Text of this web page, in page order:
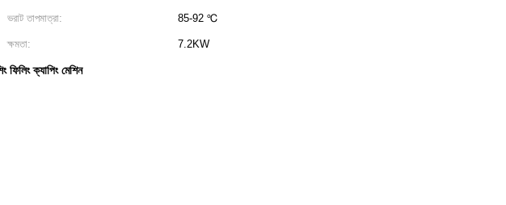
ভরাট তাপমাত্রা: 85-92 ℃
ক্ষমতা: 7.2KW
ফিলিং ক্যাপিং মেশিন